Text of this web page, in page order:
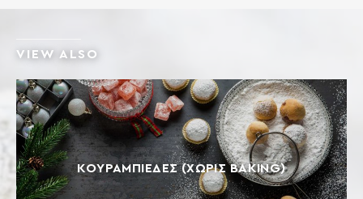
VIEW ALSO
ΚΟΥΡΑΜΠΙΈΔΕΣ (ΧΩΡΊΣ BAKING)